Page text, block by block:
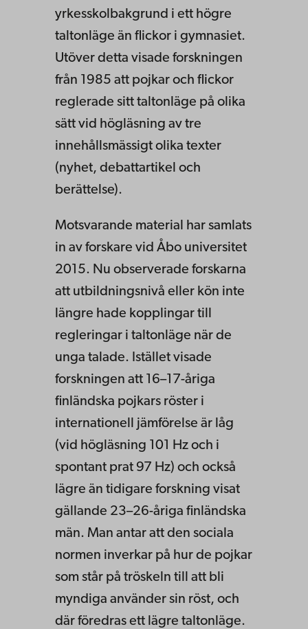
yrkesskolbakgrund i ett högre
taltonläge än flickor i gymnasiet.
Utöver detta visade forskningen
från 1985 att pojkar och flickor
reglerade sitt taltonläge på olika
sätt vid högläsning av tre
innehållsmässigt olika texter
(nyhet, debattartikel och
berättelse).
Motsvarande material har samlats
in av forskare vid Åbo universitet
2015. Nu observerade forskarna
att utbildningsnivå eller kön inte
längre hade kopplingar till
regleringar i taltonläge när de
unga talade. Istället visade
forskningen att 16–17-åriga
finländska pojkars röster i
internationell jämförelse är låg
(vid högläsning 101 Hz och i
spontant prat 97 Hz) och också
lägre än tidigare forskning visat
gällande 23–26-åriga finländska
män. Man antar att den sociala
normen inverkar på hur de pojkar
som står på tröskeln till att bli
myndiga använder sin röst, och
där föredras ett lägre taltonläge.